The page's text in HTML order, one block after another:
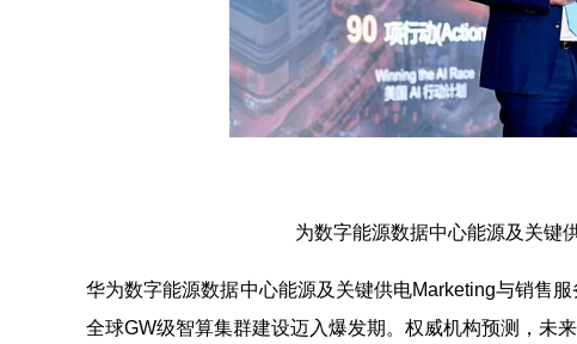
为数字能源数据中心能源及关键
华为数字能源数据中心能源及关键供电Marketing与销售
全球GW级智算集群建设迈入爆发期。权威机构预测，未